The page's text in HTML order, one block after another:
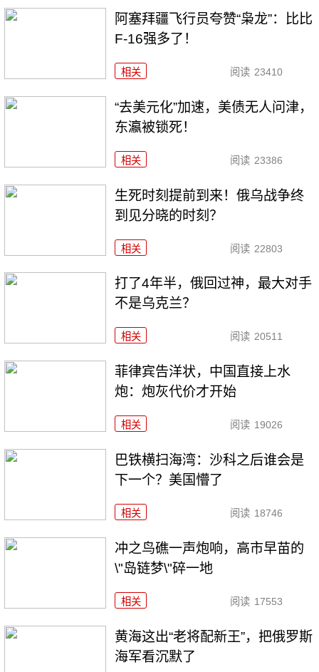
阿塞拜疆飞行员夸赞“枭龙”：比比
F-16强多了！
相关 阅读 23410
“去美元化”加速，美债无人问津，
东瀛被锁死！
相关 阅读 23386
生死时刻提前到来！俄乌战争终
到见分晓的时刻？
相关 阅读 22803
打了4年半，俄回过神，最大对手
不是乌克兰？
相关 阅读 20511
菲律宾告洋状，中国直接上水
炮：炮灰代价才开始
相关 阅读 19026
巴铁横扫海湾：沙科之后谁会是
下一个？美国懵了
相关 阅读 18746
冲之鸟礁一声炮响，高市早苗的
\"岛链梦\"碎一地
相关 阅读 17553
黄海这出“老将配新王”，把俄罗斯
海军看沉默了